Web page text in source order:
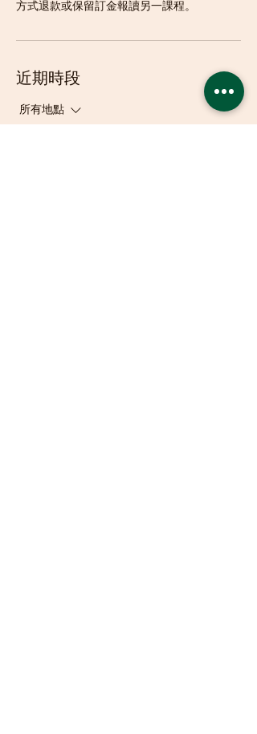
方式退款或保留訂金報讀另一課程。
近期時段
所有地點